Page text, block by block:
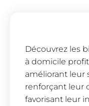
Découvrez les
à domicile
améliorant leur
renforçant leur
favorisant leur